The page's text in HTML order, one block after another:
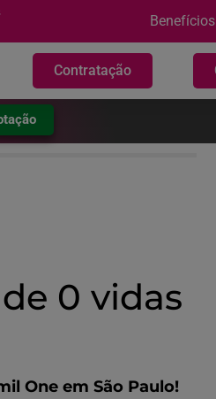
Benefícios
Contratação
0 vidas
One em São Paulo!